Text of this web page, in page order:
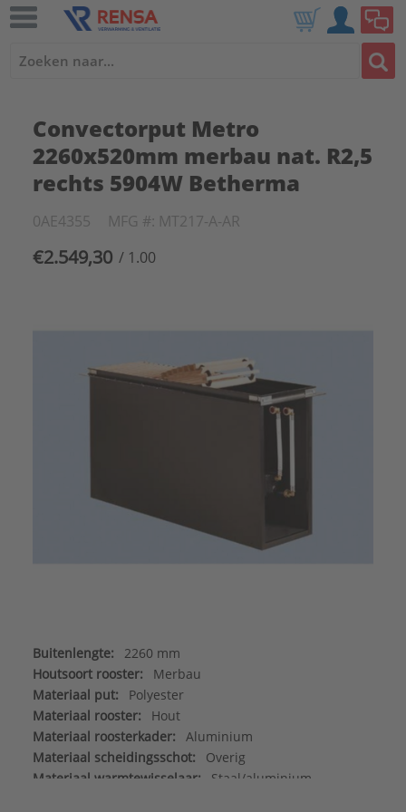
Convectorput Metro
2260x520mm merbau nat. R2,5
rechts 5904W Betherma
0AE4355 MFG #: MT217-A-AR
€2.549,30 / 1.00
Buitenlengte:
2260 mm
Houtsoort rooster:
Merbau
Materiaal put:
Polyester
Materiaal rooster:
Hout
Materiaal roosterkader:
Aluminium
Materiaal scheidingsschot:
Overig
Materiaal warmtewisselaar:
Staal/aluminium